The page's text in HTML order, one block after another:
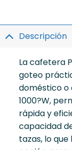
Descripción
La cafetera
goteo
doméstico o
1000?W,
rápida y
capacidad
tazas, lo